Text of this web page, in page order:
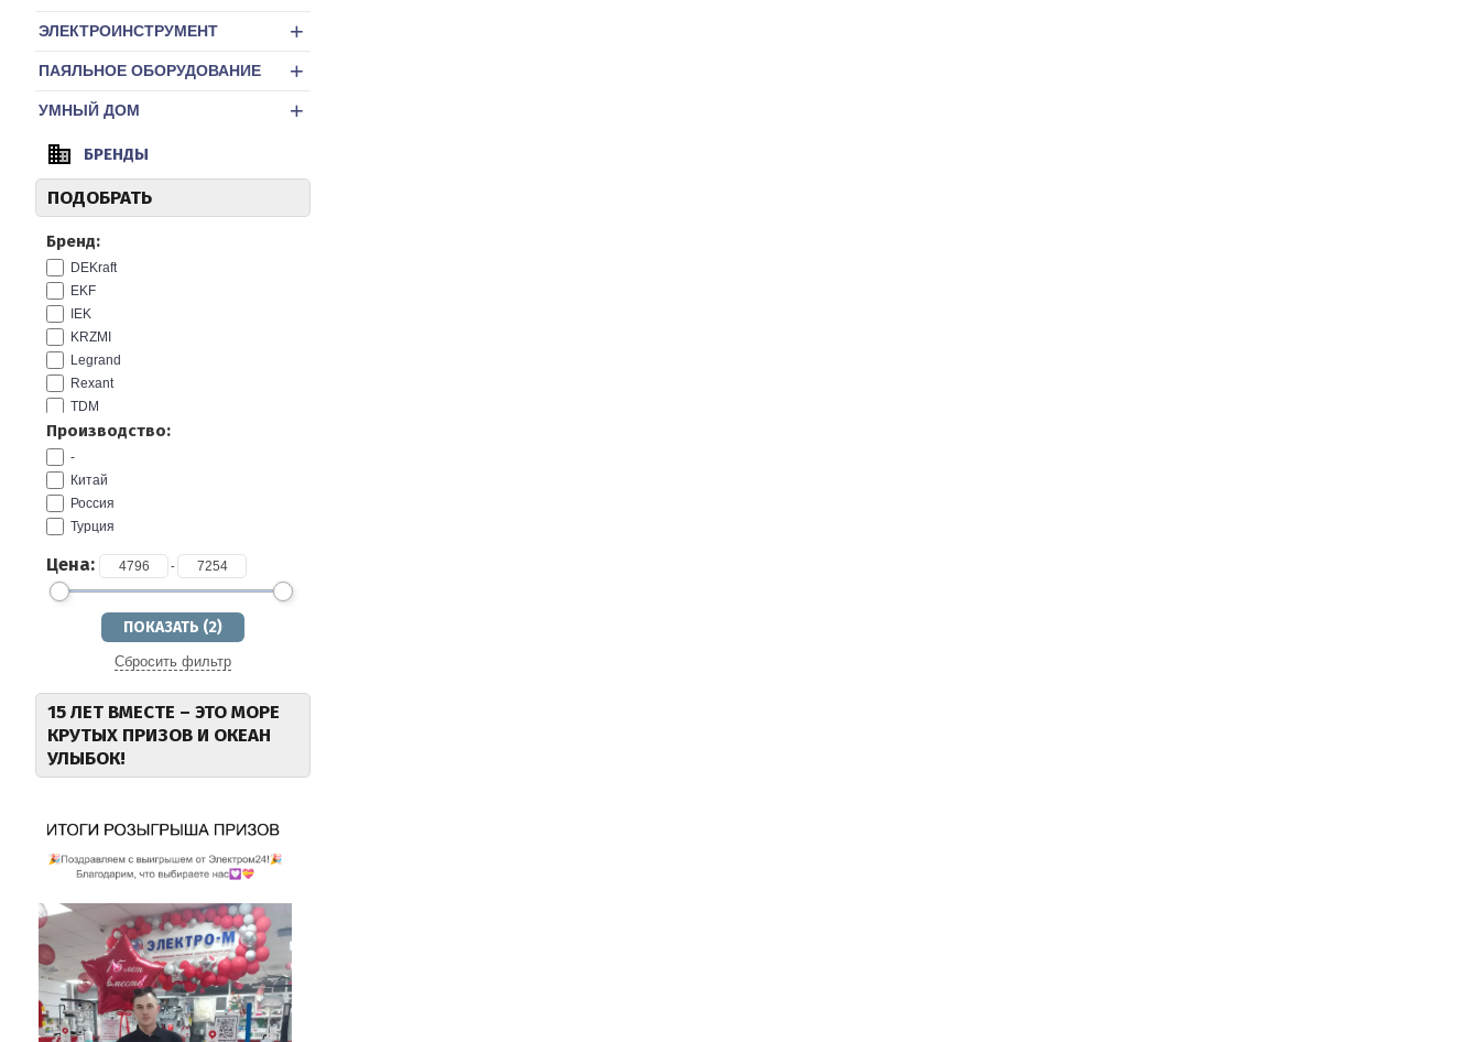
ЭЛЕКТРОИНСТРУМЕНТ +
ПАЯЛЬНОЕ ОБОРУДОВАНИЕ +
УМНЫЙ ДОМ +
БРЕНДЫ
ПОДОБРАТЬ
Бренд:
DEKraft
EKF
IEK
KRZMI
Legrand
Rexant
TDM
КЭАЗ
Производство:
-
Китай
Россия
Турция
Цена: -
Сбросить фильтр
15 ЛЕТ ВМЕСТЕ – ЭТО МОРЕ
КРУТЫХ ПРИЗОВ И ОКЕАН
УЛЫБОК!